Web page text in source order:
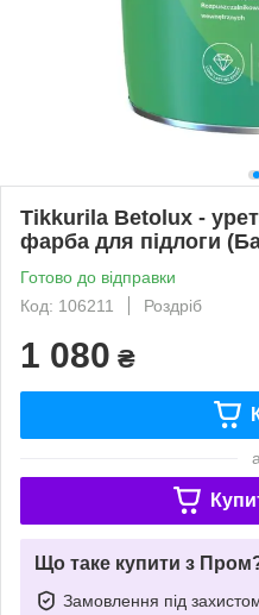
Tikkurila Betolux -
фарба для підлоги
Готово до відправки
Код: 106211
Роздріб
1 080 ₴
Що таке купити з
Замовлення під